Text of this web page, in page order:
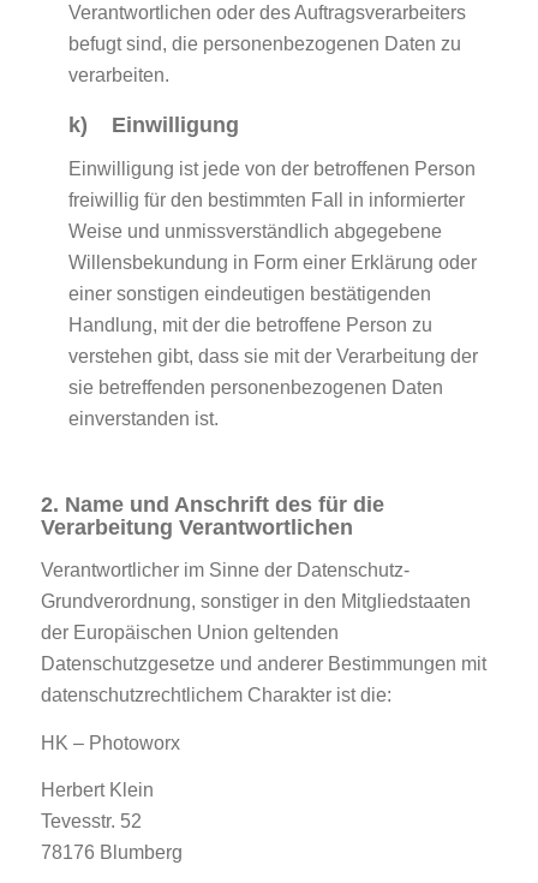
Verantwortlichen oder des Auftragsverarbeiters
befugt sind, die personenbezogenen Daten zu
verarbeiten.
k) Einwilligung
Einwilligung ist jede von der betroffenen Person
freiwillig für den bestimmten Fall in informierter
Weise und unmissverständlich abgegebene
Willensbekundung in Form einer Erklärung oder
einer sonstigen eindeutigen bestätigenden
Handlung, mit der die betroffene Person zu
verstehen gibt, dass sie mit der Verarbeitung der
sie betreffenden personenbezogenen Daten
einverstanden ist.
2. Name und Anschrift des für die
Verarbeitung Verantwortlichen
Verantwortlicher im Sinne der Datenschutz-
Grundverordnung, sonstiger in den Mitgliedstaaten
der Europäischen Union geltenden
Datenschutzgesetze und anderer Bestimmungen mit
datenschutzrechtlichem Charakter ist die:
HK – Photoworx
Herbert Klein
Tevesstr. 52
78176 Blumberg